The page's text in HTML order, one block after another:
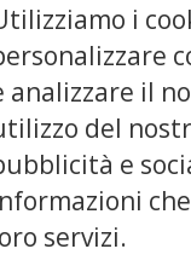
i
analizzare il
del
e
servizi.